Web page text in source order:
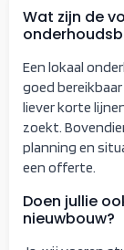
Wat zijn de
Een lokaal
goed
liever korte
zoekt.
planning en
een offerte.
Doen jullie
nieuwbouw?